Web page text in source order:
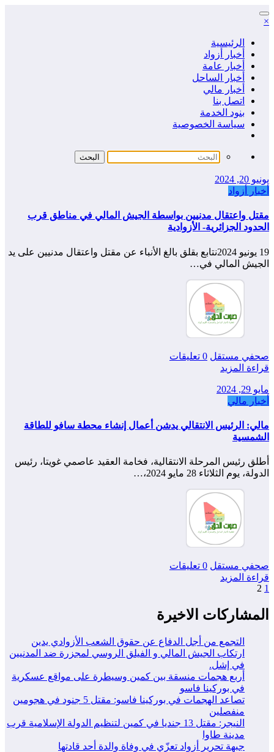
التجاوز
إلى
×
الرئيسية
أخبار أزواد
أخبار عامة
أخبار الساحل
أخبار مالي
اتصل بنا
بنود الخدمة
سياسة الخصوصية
يونيو 20, 2024
أخبار أزواد
مقتل واعتقال مدنيين بواسطة الجيش المالي في مناطق قرب
الحدود الجزائرية- الأزوادية
19 يونيو 2024نتابع بقلق بالغ الأنباء عن مقتل واعتقال مدنيين على يد
الجيش المالي في…
صحفي مستقل 0 تعليقات
قراءة المزيد
مايو 29, 2024
أخبار مالي
مالي: الرئيس الانتقالي يدشن أعمال إنشاء محطة سافو للطاقة
الشمسية
أطلق رئيس المرحلة الانتقالية، فخامة العقيد عاصمي غويتا، رئيس
الدولة، يوم الثلاثاء 28 مايو 2024،…
صحفي مستقل 0 تعليقات
قراءة المزيد
تعدد
صفحات
المقالات
1
2
المشاركات الاخيرة
التجمع من أجل الدفاع عن حقوق الشعب الأزوادي يدين
ارتكاب الجيش المالي و الفيلق الروسي لمجزرة ضد المدنيين
في إشل.
أربع هجمات منسقة بين كمين وسيطرة على مواقع عسكرية
في بوركينا فاسو
تصاعد الهجمات في بوركينا فاسو: مقتل 5 جنود في هجومين
منفصلين
النيجر: مقتل 13 جنديا في كمين لتنظيم الدولة الإسلامية قرب
مدينة طاوا
جبهة تحرير أزواد تعزّي في وفاة والدة أحد قادتها